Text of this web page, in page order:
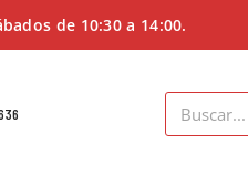
de 10:30 a 14:00.
Search